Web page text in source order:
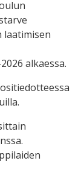
laatimisen
alkaessa.